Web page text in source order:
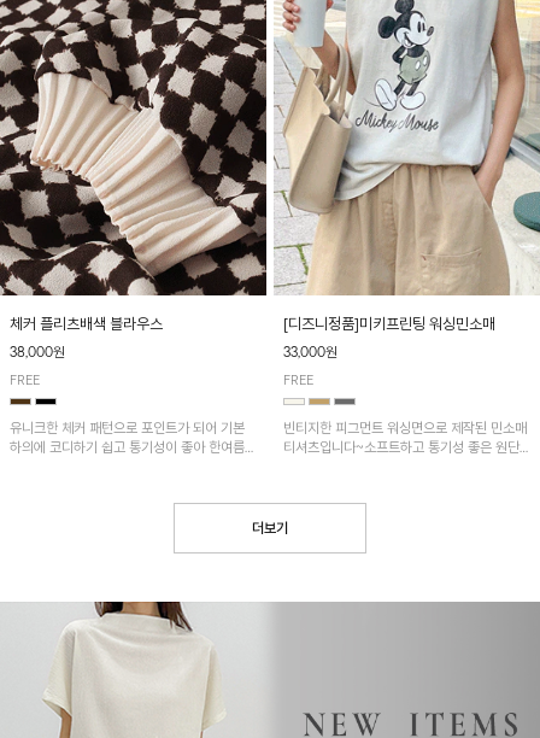
체커 플리츠배색 블라우스
38,000원
FREE
유니크한 체커 패턴으로 포인트가 되어 기본
하의에 코디하기 쉽고 통기성이 좋아 한여름에
[디즈니정품]미키프린팅 워싱민소매
33,000원
FREE
빈티지한 피그먼트 워싱면으로 제작된 민소매
티셔츠입니다~소프트하고 통기성 좋은 원단
더보기